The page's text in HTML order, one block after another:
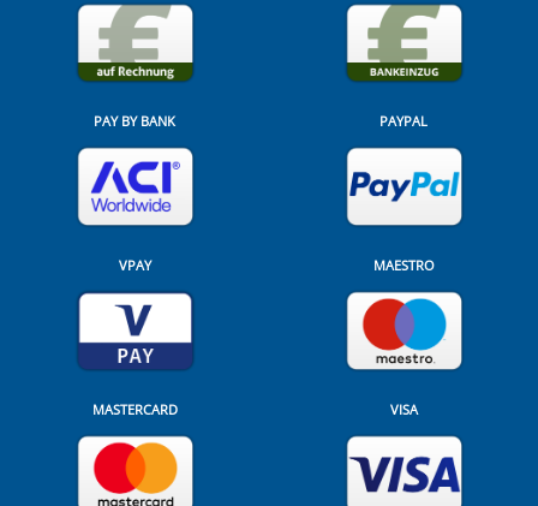
PAY BY BANK PAYPAL
VPAY MAESTRO
MASTERCARD VISA